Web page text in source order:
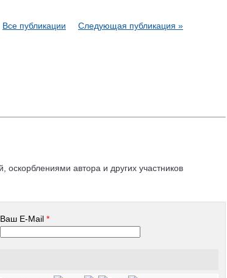
Все публикации Следующая публикация »
автора и других участников
Ваш E-Mail*